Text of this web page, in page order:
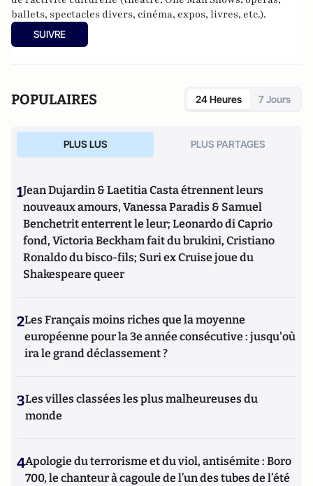
ballets, spectacles divers, cinéma, expos, livres, etc.).
SUIVRE
POPULAIRES 24 Heures 7 Jours
PLUS LUS PLUS PARTAGES
1Jean Dujardin & Laetitia Casta étrennent leurs
nouveaux amours, Vanessa Paradis & Samuel
Benchetrit enterrent le leur; Leonardo di Caprio
fond, Victoria Beckham fait du brukini, Cristiano
Ronaldo du bisco-fils; Suri ex Cruise joue du
Shakespeare queer
2Les Français moins riches que la moyenne
européenne pour la 3e année consécutive : jusqu'où
ira le grand déclassement ?
3Les villes classées les plus malheureuses du
monde
4Apologie du terrorisme et du viol, antisémite : Boro
700, le chanteur à cagoule de l’un des tubes de l’été